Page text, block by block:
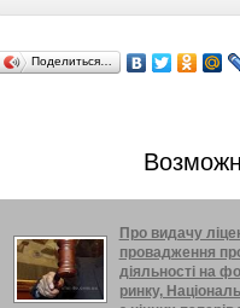
Поделиться…
Про видачу
провадження
діяльності на
ринку,